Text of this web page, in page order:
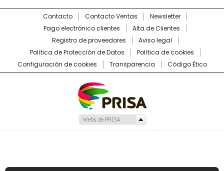
Contacto Contacto Ventas
Newsletter
Pago electrónico clientes
Alta de Clientes
Registro de proveedores
Aviso legal
Política de Protección de Datos
Política de cookies
Configuración de cookies
Transparencia Código Ético